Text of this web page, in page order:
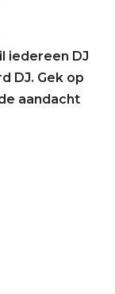
iedereen DJ
DJ. Gek op
aandacht